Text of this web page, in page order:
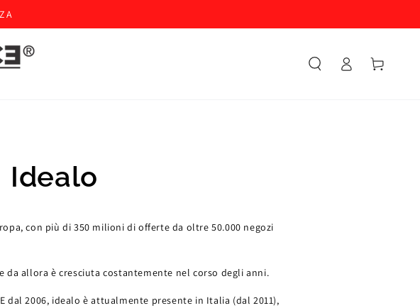
Accesso Carello
Idealo
con più di 350 milioni di offerte da oltre 50.000 negozi
da allora è cresciuta costantemente nel corso degli anni.
dal 2006, idealo è attualmente presente in Italia (dal 2011),